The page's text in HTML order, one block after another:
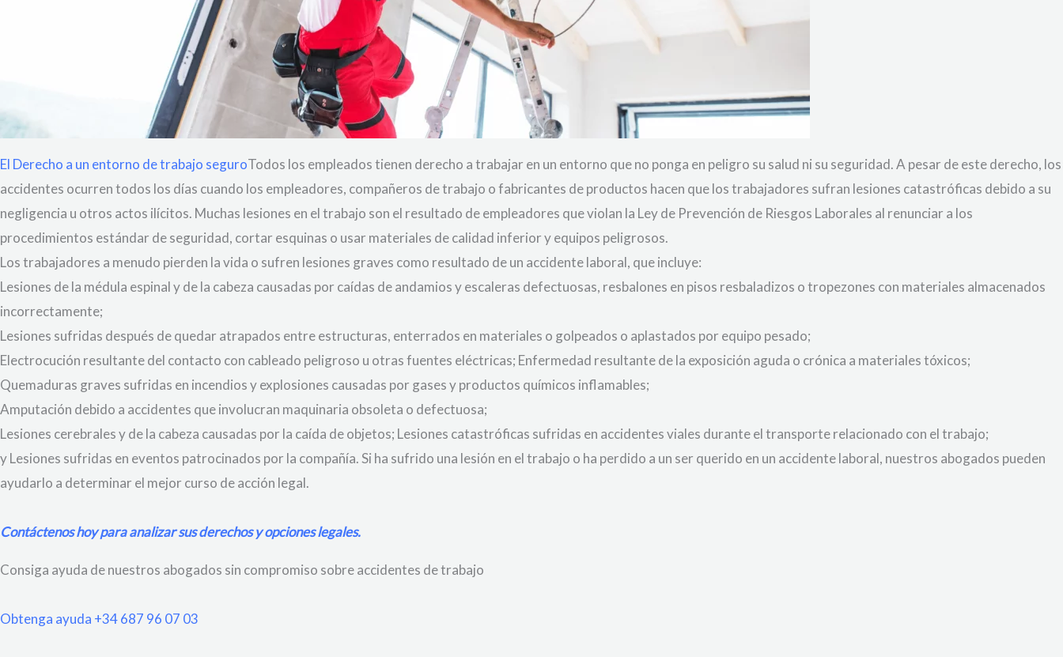
El Derecho a un entorno de trabajo seguroTodos los empleados tienen derecho a trabajar en un entorno que no ponga en peligro su salud ni su seguridad. A pesar de este derecho, los
accidentes ocurren todos los días cuando los empleadores, compañeros de trabajo o fabricantes de productos hacen que los trabajadores sufran lesiones catastróficas debido a su
negligencia u otros actos ilícitos. Muchas lesiones en el trabajo son el resultado de empleadores que violan la Ley de Prevención de Riesgos Laborales al renunciar a los
procedimientos estándar de seguridad, cortar esquinas o usar materiales de calidad inferior y equipos peligrosos.
Los trabajadores a menudo pierden la vida o sufren lesiones graves como resultado de un accidente laboral, que incluye:
Lesiones de la médula espinal y de la cabeza causadas por caídas de andamios y escaleras defectuosas, resbalones en pisos resbaladizos o tropezones con materiales almacenados
incorrectamente;
Lesiones sufridas después de quedar atrapados entre estructuras, enterrados en materiales o golpeados o aplastados por equipo pesado;
Electrocución resultante del contacto con cableado peligroso u otras fuentes eléctricas; Enfermedad resultante de la exposición aguda o crónica a materiales tóxicos;
Quemaduras graves sufridas en incendios y explosiones causadas por gases y productos químicos inflamables;
Amputación debido a accidentes que involucran maquinaria obsoleta o defectuosa;
Lesiones cerebrales y de la cabeza causadas por la caída de objetos; Lesiones catastróficas sufridas en accidentes viales durante el transporte relacionado con el trabajo;
y Lesiones sufridas en eventos patrocinados por la compañía. Si ha sufrido una lesión en el trabajo o ha perdido a un ser querido en un accidente laboral, nuestros abogados pueden
ayudarlo a determinar el mejor curso de acción legal.
Contáctenos hoy para analizar sus derechos y opciones legales.
Consiga ayuda de nuestros abogados sin compromiso sobre accidentes de trabajo
Obtenga ayuda +34 687 96 07 03